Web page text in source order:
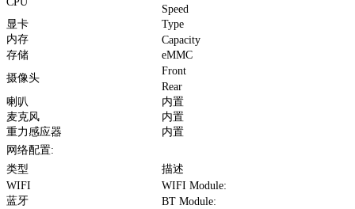
Speed
显卡
Type
内存
Capacity
存储
eMMC
摄像头
Front
Rear
喇叭
内置
麦克风
内置
重力感应器
内置
网络配置:
类型
描述
WIFI
WIFI Module:
蓝牙
BT Module: